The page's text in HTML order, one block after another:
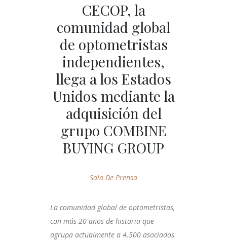
CECOP, la
comunidad global
de optometristas
independientes,
llega a los Estados
Unidos mediante la
adquisición del
grupo COMBINE
BUYING GROUP
Sala De Prensa
La comunidad global de optometristas,
con más 20 años de historia que
agrupa actualmente a 4.500 asociados